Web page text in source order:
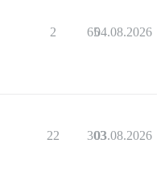
2 6504.08.2026
22 303
03.08.2026